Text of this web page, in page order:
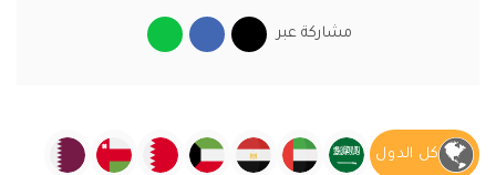
مشاركة عبر
كل الدول